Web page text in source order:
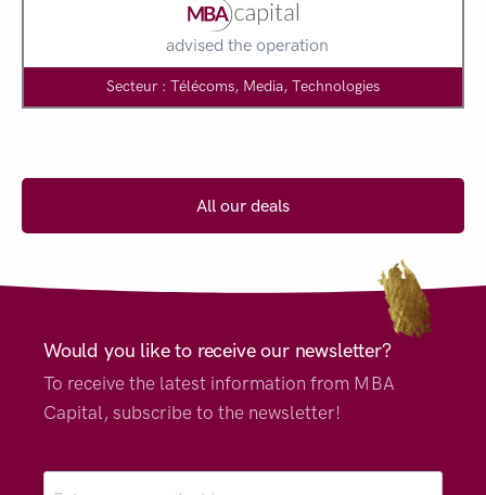
advised the operation
Secteur : Télécoms, Media, Technologies
All our deals
Would you like to receive our newsletter?
To receive the latest information from MBA
Capital, subscribe to the newsletter!